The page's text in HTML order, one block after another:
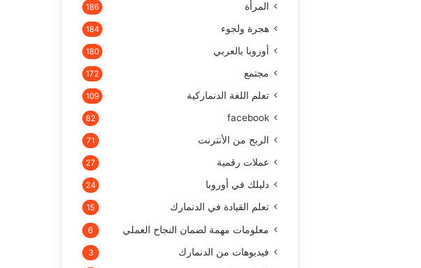
المرأة 186
هجرة ولجوء 184
أوروبا بالعربي 180
مجتمع 172
تعلم اللغة الدنماركية 109
facebook
82
الربح من الأنترنت 71
عملات رقمية 27
دليلك في أوروبا 24
تعلم القيادة في الدنمارك 15
معلومات مهمة لضمان النجاح العملي 6
فيديوهات من الدنمارك 3